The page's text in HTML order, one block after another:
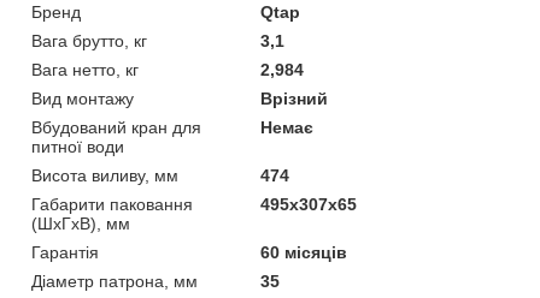
Бренд
Qtap
Вага брутто, кг
3,1
Вага нетто, кг
2,984
Вид монтажу
Врізний
Вбудований кран для
питної води
Немає
Висота виливу, мм
474
Габарити паковання
(ШхГхВ), мм
495х307х65
Гарантія
60 місяців
Діаметр патрона, мм
35